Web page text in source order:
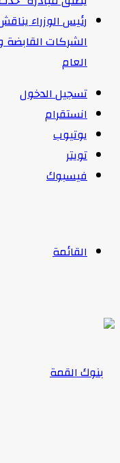
رئيس الوزراء
الشركات القابضة
العام
تسجيل الدخول
انستقرام
يوتيوب
تويتر
فيسبوك
القائمة